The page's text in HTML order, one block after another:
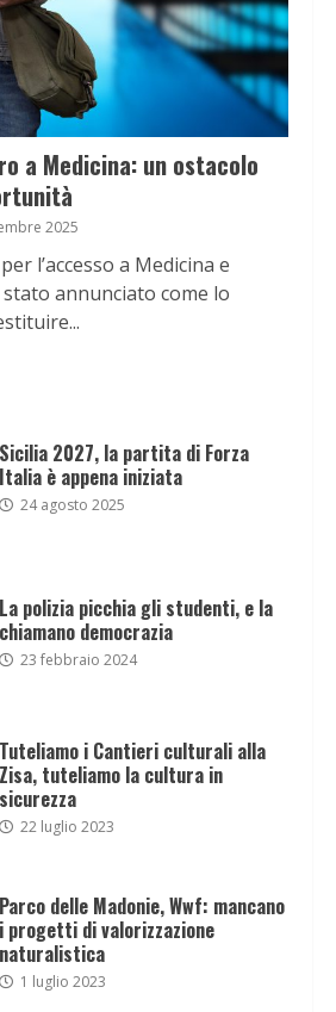
a Medicina: un ostacolo
2025
l’accesso a Medicina e
annunciato come lo
Sicilia 2027, la partita di Forza
Italia è appena iniziata
24 agosto 2025
La polizia picchia gli studenti, e la
chiamano democrazia
23 febbraio 2024
Tuteliamo i Cantieri culturali alla
Zisa, tuteliamo la cultura in
sicurezza
22 luglio 2023
Parco delle Madonie, Wwf: mancano
i progetti di valorizzazione
naturalistica
1 luglio 2023